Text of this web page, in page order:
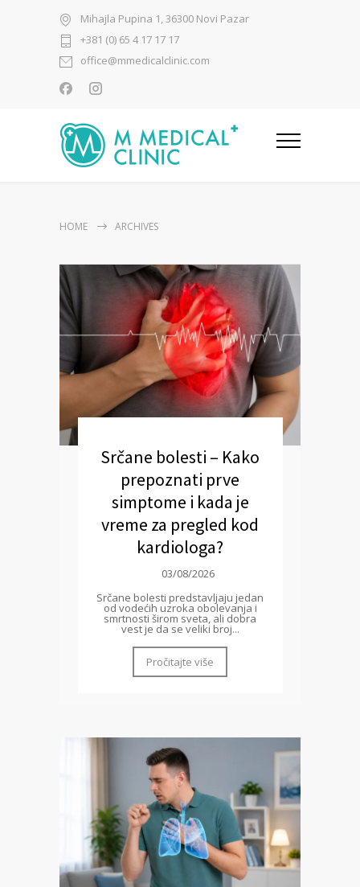
Mihajla Pupina 1, 36300 Novi Pazar
+381 (0) 65 4 17 17 17
office@mmedicalclinic.com
HOME ARCHIVES
Srčane bolesti – Kako
prepoznati prve
simptome i kada je
vreme za pregled kod
kardiologa?
03/08/2026
Srčane bolesti predstavljaju jedan
od vodećih uzroka obolevanja i
smrtnosti širom sveta, ali dobra
vest je da se veliki broj...
Pročitajte više